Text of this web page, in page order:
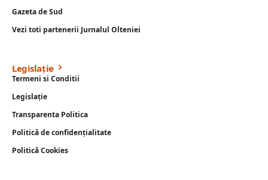
Gazeta de Sud
Vezi toti partenerii Jurnalul Olteniei
Legislație
Termeni si Conditii
Legislație
Transparenta Politica
Politică de confidențialitate
Politică Cookies